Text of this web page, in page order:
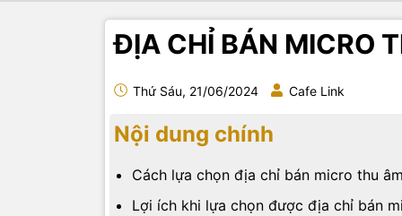
ĐỊA CHỈ BÁN MICRO
Thứ Sáu, 21/06/2024 Cafe Link
Nội dung chính
Cách lựa chọn địa chỉ bán micro thu
Lợi ích khi lựa chọn được địa chỉ bán